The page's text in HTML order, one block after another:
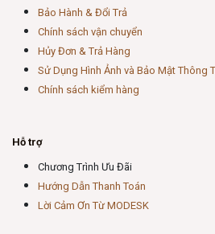
Bảo Hành & Đổi Trả
Chính sách vận chuyển
Hủy Đơn & Trả Hàng
Sử Dụng Hình Ảnh và Bảo Mật Thông
Chính sách kiểm hàng
Hỗ trợ
Chương Trình Ưu Đãi
Hướng Dẫn Thanh Toán
Lời Cảm Ơn Từ MODESK